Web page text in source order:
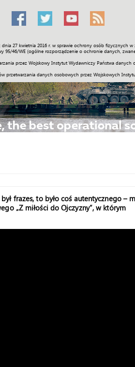
27 kwietnia 2016 r. w sprawie ochrony osób
95/46/WE (ogólne rozporządzenie o ochronie danych,
przez Wojskowy Instytut Wydawniczy Państwa danych
przetwarzania danych osobowych przez Wojskowych
Sport Historia Galerie
frazes, to było coś autentycznego –
„Z miłości do Ojczyzny”, w którym